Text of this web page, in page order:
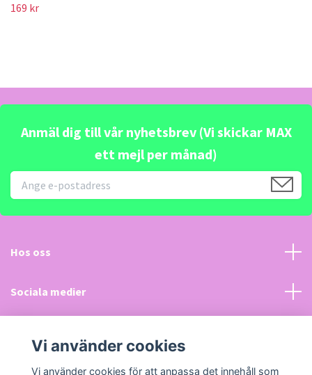
169 kr
Anmäl dig till vår nyhetsbrev (Vi skickar MAX
ett mejl per månad)
Hos oss
Sociala medier
Läs mer
Vi använder cookies
Vi använder cookies för att anpassa det innehåll som